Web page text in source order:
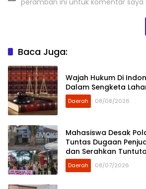
peramban ini untuk komentar saya
Baca Juga:
Wajah Hukum Di
Dalam Sengketa
Daerah 08/08/2026
Mahasiswa Desak
Tuntas Dugaan
dan Serahkan
Demokrat Sumut
Daerah 08/07/2026